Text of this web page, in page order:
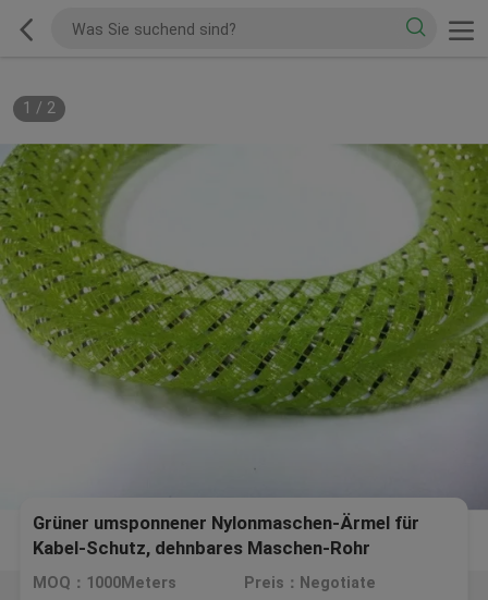
1 / 2
Grüner umsponnener Nylonmaschen-Ärmel für
Kabel-Schutz, dehnbares Maschen-Rohr
MOQ：1000Meters Preis：Negotiate